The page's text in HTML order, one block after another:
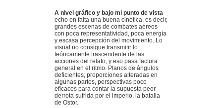
A nivel gráfico y bajo mi punto de vista
echo en falta una buena cinética, es decir,
grandes escenas de combates aéreos
con poca representatividad, poca energía
y escasa percepción del movimiento. Lo
visual no consigue transmitir lo
teóricamente trascendente de las
acciones del relato, y eso pasa factura
general en el ritmo. Planos de ángulos
deficientes, proporciones alteradas en
algunas partes, perspectivas poco
eficaces para contar la supuesta peor
derrota sufrida por el imperio, la batalla
de Ostor.